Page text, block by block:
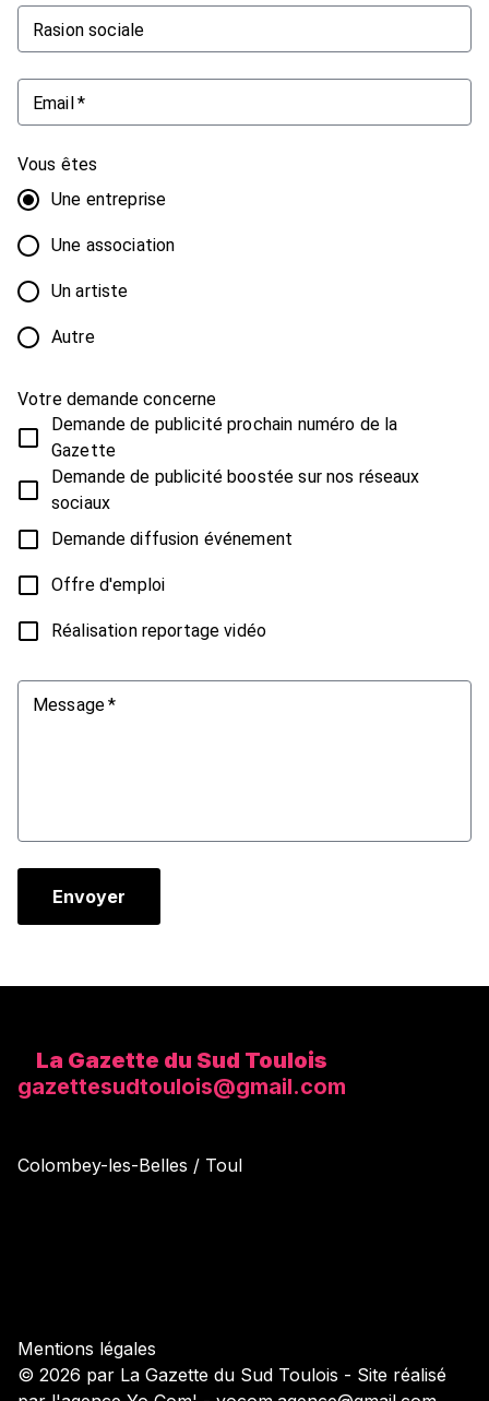
Rasion sociale
Email*
Vous êtes
Une entreprise
Une association
Un artiste
Autre
Votre demande concerne
Demande de publicité prochain numéro de la
Gazette
Demande de publicité boostée sur nos réseaux
sociaux
Demande diffusion événement
Offre d'emploi
Réalisation reportage vidéo
Message*
Envoyer
La Gazette du Sud Toulois
gazettesudtoulois@gmail.com
Colombey-les-Belles / Toul
Mentions légales
© 2026 par La Gazette du Sud Toulois - Site réalisé